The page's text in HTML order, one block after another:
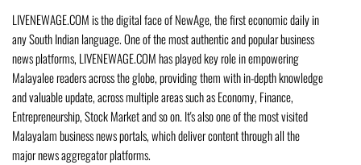
LIVENEWAGE.COM is the digital face of NewAge, the first economic daily in
any South Indian language. One of the most authentic and popular business
news platforms, LIVENEWAGE.COM has played key role in empowering
Malayalee readers across the globe, providing them with in-depth knowledge
and valuable update, across multiple areas such as Economy, Finance,
Entrepreneurship, Stock Market and so on. It's also one of the most visited
Malayalam business news portals, which deliver content through all the
major news aggregator platforms.